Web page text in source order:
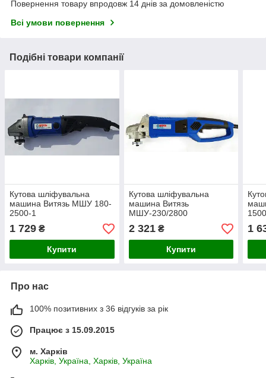
Повернення товару впродовж 14 днів за домовленістю
Всі умови повернення
Подібні товари компанії
Кутова шліфувальна
машина Витязь МШУ 180-
2500-1
1 729 ₴
Купити
Кутова шліфувальна
машина Витязь
МШУ-230/2800
2 321₴
Купити
1
Про нас
100% позитивних з 36 відгуків за рік
Працює з 15.09.2015
м. Харків
Харків, Україна, Харків, Україна